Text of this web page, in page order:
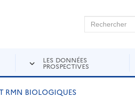
Rechercher sur
LES DONNÉES
PROSPECTIVES
RMN BIOLOGIQUES